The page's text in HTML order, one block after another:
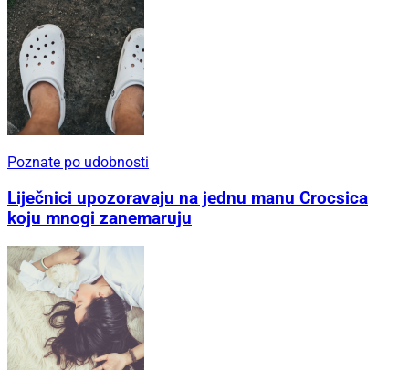
Poznate po udobnosti
Liječnici upozoravaju na jednu manu Crocsica
koju mnogi zanemaruju